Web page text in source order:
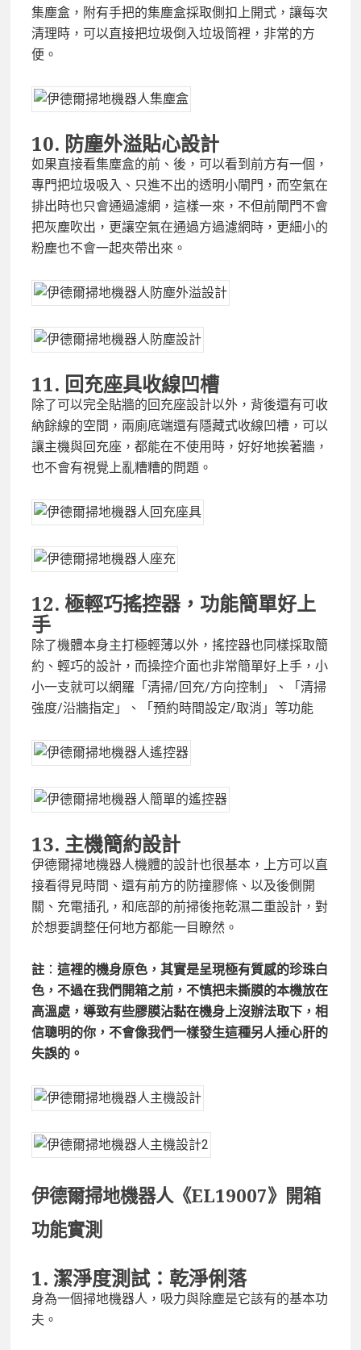
集塵盒，附有手把的集塵盒採取側扣上開式，讓每次
清理時，可以直接把垃圾倒入垃圾筒裡，非常的方
便。
10. 防塵外溢貼心設計
如果直接看集塵盒的前、後，可以看到前方有一個，
專門把垃圾吸入、只進不出的透明小閘門，而空氣在
排出時也只會通過濾網，這樣一來，不但前閘門不會
把灰塵吹出，更讓空氣在通過方過濾網時，更細小的
粉塵也不會一起夾帶出來。
11. 回充座具收線凹槽
除了可以完全貼牆的回充座設計以外，背後還有可收
納餘線的空間，兩廁底端還有隱藏式收線凹槽，可以
讓主機與回充座，都能在不使用時，好好地挨著牆，
也不會有視覺上亂糟糟的問題。
12. 極輕巧搖控器，功能簡單好上
手
除了機體本身主打極輕薄以外，搖控器也同樣採取簡
約、輕巧的設計，而操控介面也非常簡單好上手，小
小一支就可以網羅「清掃/回充/方向控制」、「清掃
強度/沿牆指定」、「預約時間設定/取消」等功能
13. 主機簡約設計
伊德爾掃地機器人機體的設計也很基本，上方可以直
接看得見時間、還有前方的防撞膠條、以及後側開
關、充電插孔，和底部的前掃後拖乾濕二重設計，對
於想要調整任何地方都能一目瞭然。
註 ： 這裡的機身原色，其實是呈現極有質感的珍珠白
色，不過在我們開箱之前，不慎把未撕膜的本機放在
高溫處，導致有些膠膜沾黏在機身上沒辦法取下，相
信聰明的你，不會像我們一樣發生這種另人捶心肝的
失誤的。
伊德爾掃地機器人《EL19007》 開箱
功能實測
1. 潔淨度測試：乾淨俐落
身為一個掃地機器人，吸力與除塵是它該有的基本功
夫。